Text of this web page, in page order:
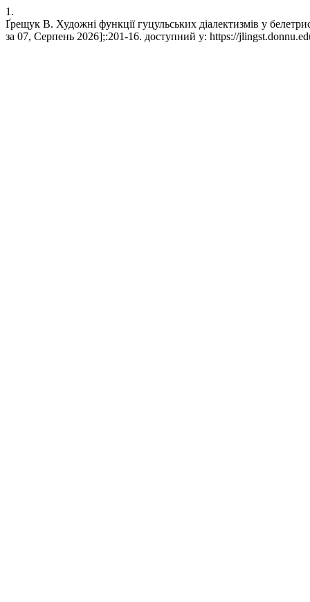
1.
Ґрещук В. Художні функції гуцульських діалектизмів у
за 07, Серпень 2026];:201-16. доступний у: https://